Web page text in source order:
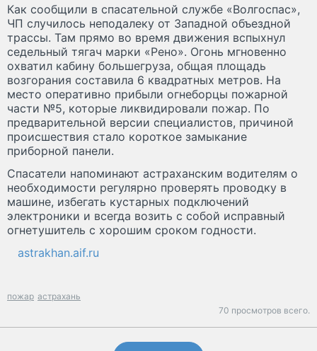
Как сообщили в спасательной службе «Волгоспас»,
ЧП случилось неподалеку от Западной объездной
трассы. Там прямо во время движения вспыхнул
седельный тягач марки «Рено». Огонь мгновенно
охватил кабину большегруза, общая площадь
возгорания составила 6 квадратных метров. На
место оперативно прибыли огнеборцы пожарной
части №5, которые ликвидировали пожар. По
предварительной версии специалистов, причиной
происшествия стало короткое замыкание
приборной панели.
Спасатели напоминают астраханским водителям о
необходимости регулярно проверять проводку в
машине, избегать кустарных подключений
электроники и всегда возить с собой исправный
огнетушитель с хорошим сроком годности.
astrakhan.aif.ru
пожар астрахань
70 просмотров всего.